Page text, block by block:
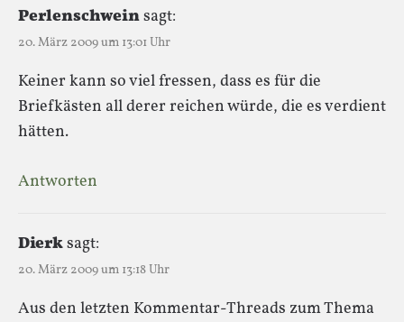
Perlenschweinsagt:
20. März 2009 um 13:01 Uhr
Keiner kann so viel fressen, dass es für die
Briefkästen all derer reichen würde, die es verdient
hätten.
Antworten
Dierksagt:
20. März 2009 um 13:18 Uhr
Aus den letzten Kommentar-Threads zum Thema